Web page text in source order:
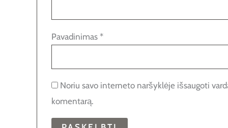
Pavadinimas *
Noriu savo interneto naršyklėje išsaugoti
komentarą.